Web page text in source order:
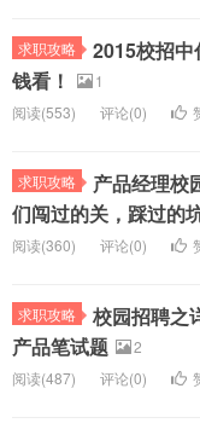
求职攻略
2015校招中
钱看！
1
阅读(553) 评论(0)
求职攻略
产品经理校
们闯过的关，踩过的
阅读(360) 评论(0)
求职攻略
校园招聘之
产品笔试题
2
阅读(487) 评论(0)